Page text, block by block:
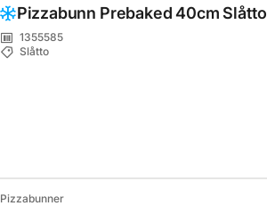
Pizzabunn Prebaked 40cm Slåtto
1355585
Slåtto
Pizzabunner